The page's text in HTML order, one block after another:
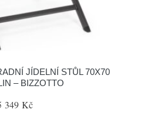
JÍDELNÍ STŮL 70X70
– BIZZOTTO
349 Kč